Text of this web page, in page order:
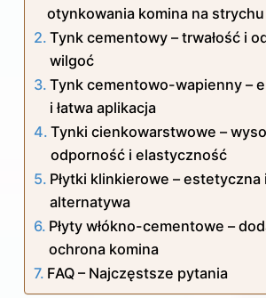
otynkowania komina na strychu
Tynk cementowy – trwałość i
wilgoć
Tynk cementowo-wapienny –
i łatwa aplikacja
Tynki cienkowarstwowe –
odporność i elastyczność
Płytki klinkierowe – estetyczna
alternatywa
Płyty włókno-cementowe –
ochrona komina
FAQ – Najczęstsze pytania